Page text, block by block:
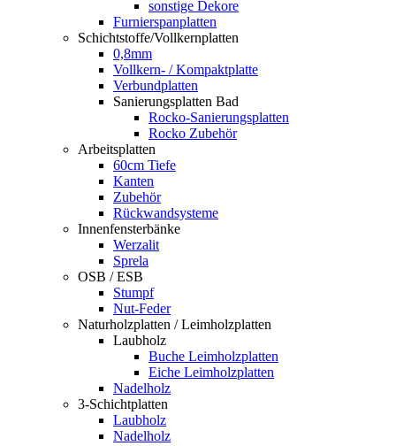
sonstige Dekore
Furnierspanplatten
Schichtstoffe/Vollkernplatten
0,8mm
Vollkern- / Kompaktplatte
Verbundplatten
Sanierungsplatten Bad
Rocko-Sanierungsplatten
Rocko Zubehör
Arbeitsplatten
60cm Tiefe
Kanten
Zubehör
Rückwandsysteme
Innenfensterbänke
Werzalit
Sprela
OSB / ESB
Stumpf
Nut-Feder
Naturholzplatten / Leimholzplatten
Laubholz
Buche Leimholzplatten
Eiche Leimholzplatten
Nadelholz
3-Schichtplatten
Laubholz
Nadelholz